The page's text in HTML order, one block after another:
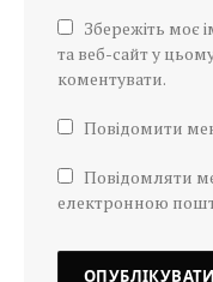
Збережіть моє
та веб-сайт у
коментувати.
Повідомити
Повідомляти
електронною